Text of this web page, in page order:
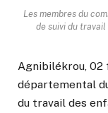
Les membres du
de suivi du
Agnibilékrou, 02
départemental
du travail des